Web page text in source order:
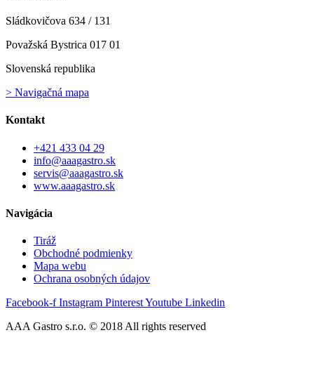
Sládkovičova 634 / 131
Považská Bystrica 017 01
Slovenská republika
> Navigačná mapa
Kontakt
+421 433 04 29
info@aaagastro.sk
servis@aaagastro.sk
www.aaagastro.sk
Navigácia
Tiráž
Obchodné podmienky
Mapa webu
Ochrana osobných údajov
Facebook-f Instagram PinterestYoutube Linkedin
AAA Gastro s.r.o. © 2018 All rights reserved​